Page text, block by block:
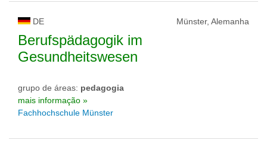
DE Münster, Alemanha
Berufspädagogik im
Gesundheitswesen
grupo de áreas: pedagogia
mais informação »
Fachhochschule Münster